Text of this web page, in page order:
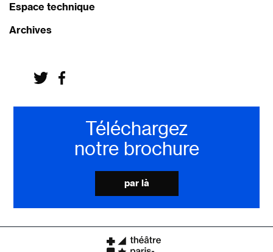
Espace technique
Archives
Téléchargez
notre brochure
par là